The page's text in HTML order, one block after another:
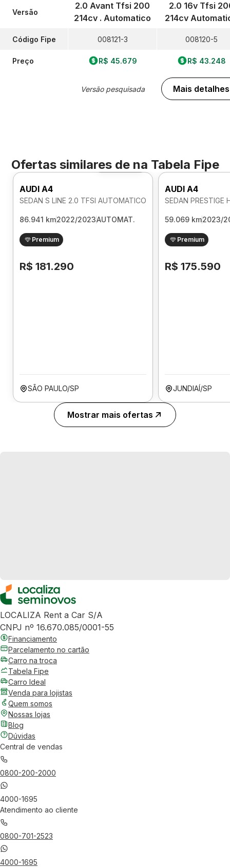
Versão
Código Fipe
Preço
2.0 Avant Tfsi 200
214cv . Automatico
008121-3
R$ 45.679
Versão pesquisada
2.0 16v Tfsi
214cv
008120-5
R$ 43.248
Mais detalhes
Ofertas similares de na Tabela Fipe
Foto 360º
AUDI A4
SEDAN S LINE 2.0 TFSI AUTOMATICO
86.941 km2022/2023AUTOMAT.
Premium
R$ 181.290
SÃO PAULO/SP
AUDI A4
59.069 km2023/
Premium
R$ 175.590
JUNDIAÍ/SP
Mostrar mais ofertas
LOCALIZA Rent a Car S/A
CNPJ nº 16.670.085/0001-55
Financiamento
Parcelamento no cartão
Carro na troca
Tabela Fipe
Carro Ideal
Venda para lojistas
Quem somos
Nossas lojas
Blog
Dúvidas
Central de vendas
0800-200-2000
4000-1695
Atendimento ao cliente
0800-701-2523
4000-1695